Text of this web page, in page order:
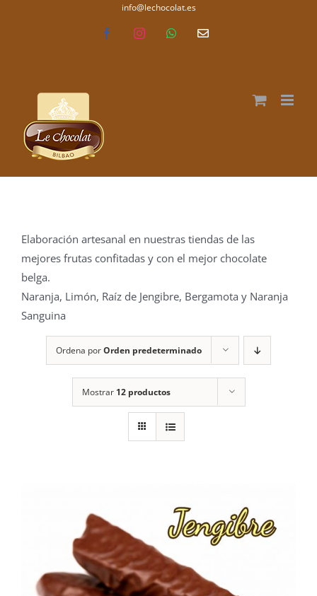
info@lechocolat.es
FacebookInstagramWhatsAppCorreo
Elaboración artesanal en nuestras tiendas de las
mejores frutas confitadas y con el mejor chocolate
belga.
Naranja, Limón, Raíz de Jengibre, Bergamota y Naranja
Sanguina
Ordena porOrden predeterminado
Mostrar 12 productos